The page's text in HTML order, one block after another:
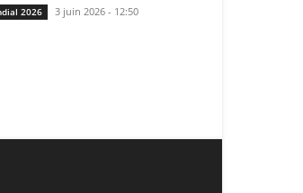
2026 3 juin 2026 - 12:50